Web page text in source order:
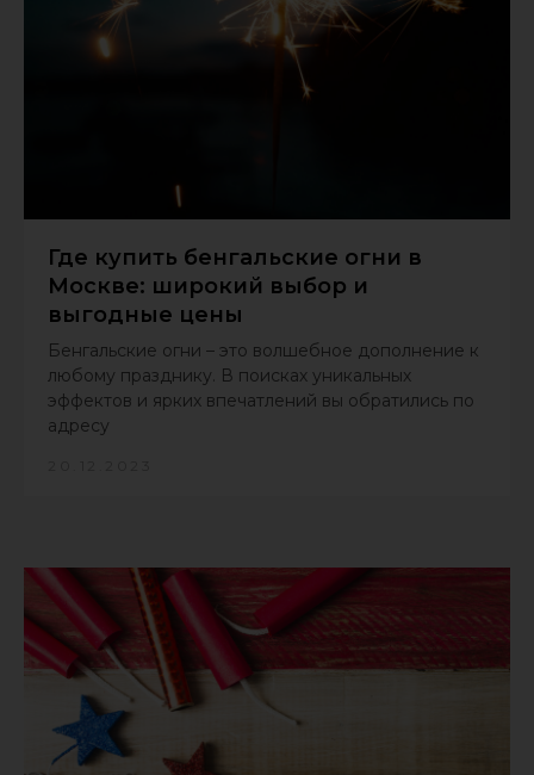
Где купить бенгальские огни в
Москве: широкий выбор и
выгодные цены
Бенгальские огни – это волшебное дополнение к
любому празднику. В поисках уникальных
эффектов и ярких впечатлений вы обратились по
адресу